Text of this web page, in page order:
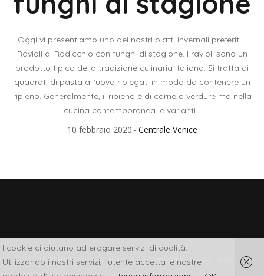
Oggi vi presentiamo uno dei nostri piatti invernali preferiti: i
Ravioli al Radicchio con funghi di stagione. I ravioli sono un
prodotto tipico della tradizione culinaria italiana. Si tratta di
quadrati di pasta all’uovo ripiegati in modo da contenere un
ripieno. Generalmente, il ripieno è di carne o verdure ma nella
cucina contemporanea le varianti...
10 febbraio 2020 Centrale Venice
© 2022 Ristorante Centrale - Created by Studio Moby
I cookie ci aiutano ad erogare servizi di qualità.
Utilizzando i nostri servizi, l'utente accetta le nostre